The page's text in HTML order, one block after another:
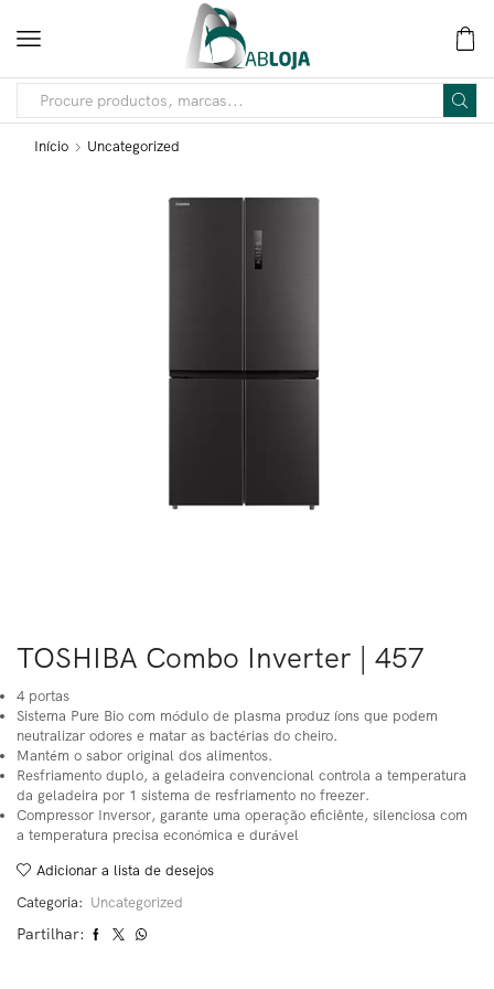
Início Uncategorized
TOSHIBA Combo Inverter | 457
4 portas
Sistema Pure Bio com módulo de plasma produz íons que podem
neutralizar odores e matar as bactérias do cheiro.
Mantém o sabor original dos alimentos.
Resfriamento duplo, a geladeira convencional controla a temperatura
da geladeira por 1 sistema de resfriamento no freezer.
Compressor Inversor, garante uma operação eficiênte, silenciosa com
a temperatura precisa económica e durável
Adicionar a lista de desejos
Categoria: Uncategorized
Partilhar: